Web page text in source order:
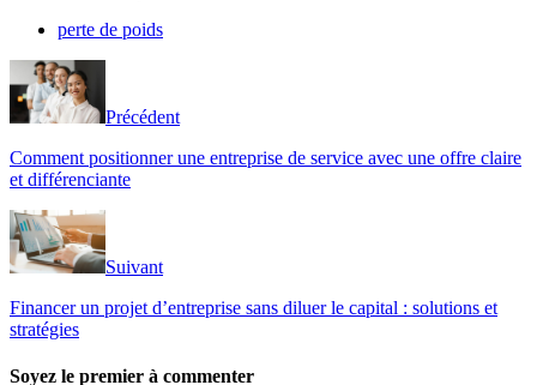
perte de poids
Précédent
Comment positionner une entreprise de service avec une offre claire
et différenciante
Suivant
Financer un projet d’entreprise sans diluer le capital : solutions et
stratégies
Soyez le premier à commenter